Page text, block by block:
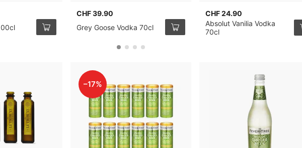
CHF 39.90
Grey Goose Vodka 70cl
CHF 24.90
Absolut Vanilia Vodka
70cl
–17%